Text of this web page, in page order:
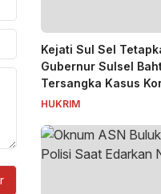
Kejati Sul Sel
Gubernur Sulsel
Tersangka Kasus
Rp50 Miliar
HUKRIM